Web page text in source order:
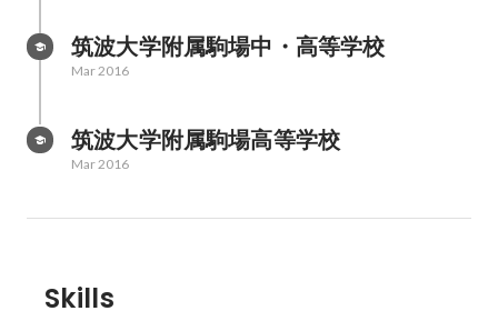
筑波大学附属駒場中・高等学校
Mar 2016
筑波大学附属駒場高等学校
Mar 2016
Skills